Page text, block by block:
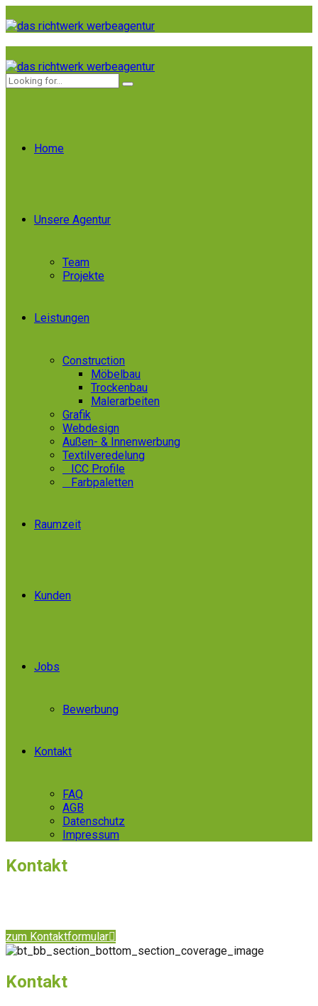
Home
Unsere Agentur
Team
Projekte
Leistungen
Construction
Möbelbau
Trockenbau
Malerarbeiten
Grafik
Webdesign
Außen- & Innenwerbung
Textilveredelung
ICC Profile
Farbpaletten
Raumzeit
Kunden
Jobs
Bewerbung
Kontakt
FAQ
AGB
Datenschutz
Impressum
Kontakt
zum Kontaktformular
Kontakt